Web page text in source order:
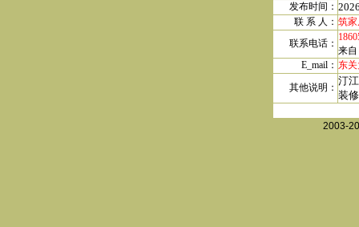
发布时间：
联 系 人： 筑
联系电话：
来
E_mail： 东关
其他说明：
汀
装
2003-